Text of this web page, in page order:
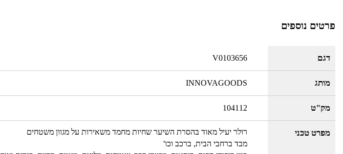
פרטים נוספים
דגם V0103656
מותג INNOVAGOODS
מק"ט 104112
מפרט טכני
רולר יעיל מאוד בהסרת השיער שחיות מחמד משאירות על מגוון משטחים
מבד ברחבי הבית, ברכב וכו'